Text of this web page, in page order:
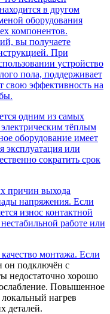
в другом
оборудования
компонентов.
вы получаете
При
устройство
пола, поддерживает
свою эффективность на
одним из самых
тёплым
оборудование имеет
эксплуатация или
сократить срок
причин выхода
напряжения. Если
износ контактной
работе или
монтажа. Если
он подключён с
недостаточно хорошо
Повышенное
нагрев
деталей.